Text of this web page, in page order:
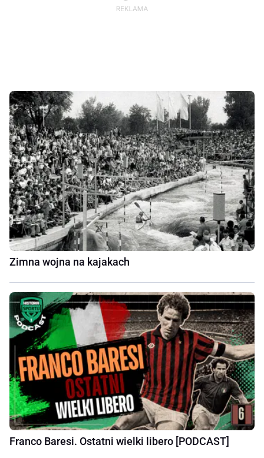
Zimna wojna na kajakach
Franco Baresi. Ostatni wielki libero [PODCAST]